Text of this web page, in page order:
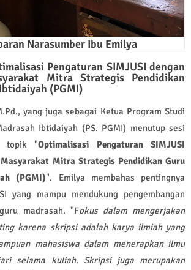
Narasumber Ibu Emilya
Pengaturan SIMJUSI dengan
Mitra Strategis Pendidikan
(PGMI)
yang juga sebagai Ketua Program Studi
Ibtidaiyah (PS. PGMI) menutup sesi
topik "Optimalisasi Pengaturan SIMJUSI
Mitra Strategis Pendidikan Guru
(PGMI)". Emilya membahas pentingnya
yang mampu mendukung pengembangan
madrasah. "Fokus dalam mengerjakan
karena skripsi adalah karya ilmiah yang
mahasiswa dalam menerapkan ilmu
selama kuliah. Skripsi juga merupakan